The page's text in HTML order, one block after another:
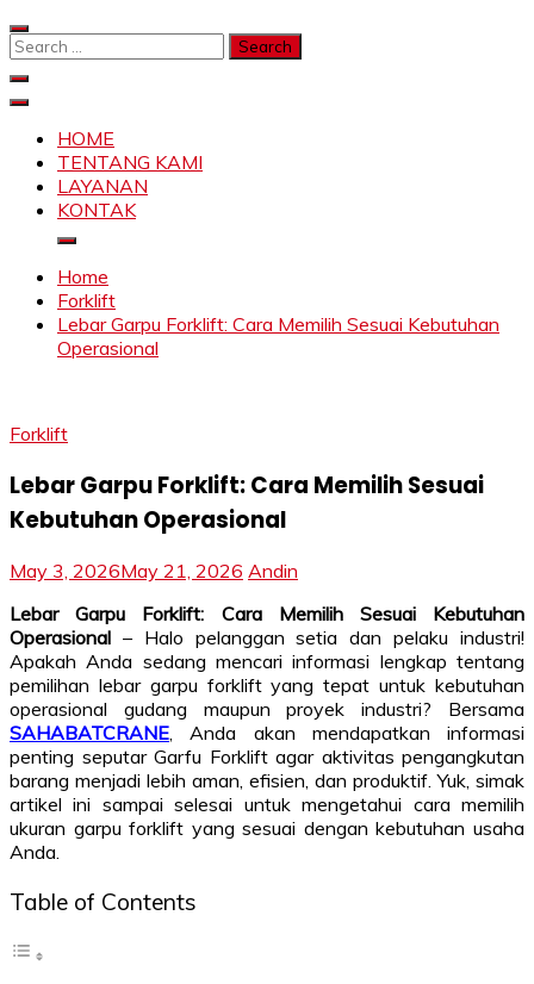
Skip
to
Search
SKYLIFTHOME
TENTANG KAMI
LAYANAN
KONTAK
Home
Forklift
Lebar Garpu Forklift: Cara Memilih Sesuai Kebutuhan
Operasional
Forklift
Lebar Garpu Forklift: Cara Memilih Sesuai
Kebutuhan Operasional
May 3, 2026May 21, 2026 Andin
Lebar Garpu Forklift: Cara Memilih Sesuai Kebutuhan
Operasional – Halo pelanggan setia dan pelaku industri!
Apakah Anda sedang mencari informasi lengkap tentang
pemilihan lebar garpu forklift yang tepat untuk kebutuhan
operasional gudang maupun proyek industri? Bersama
SAHABATCRANE, Anda akan mendapatkan informasi
penting seputar Garfu Forklift agar aktivitas pengangkutan
barang menjadi lebih aman, efisien, dan produktif. Yuk, simak
artikel ini sampai selesai untuk mengetahui cara memilih
ukuran garpu forklift yang sesuai dengan kebutuhan usaha
Anda.
Table of Contents